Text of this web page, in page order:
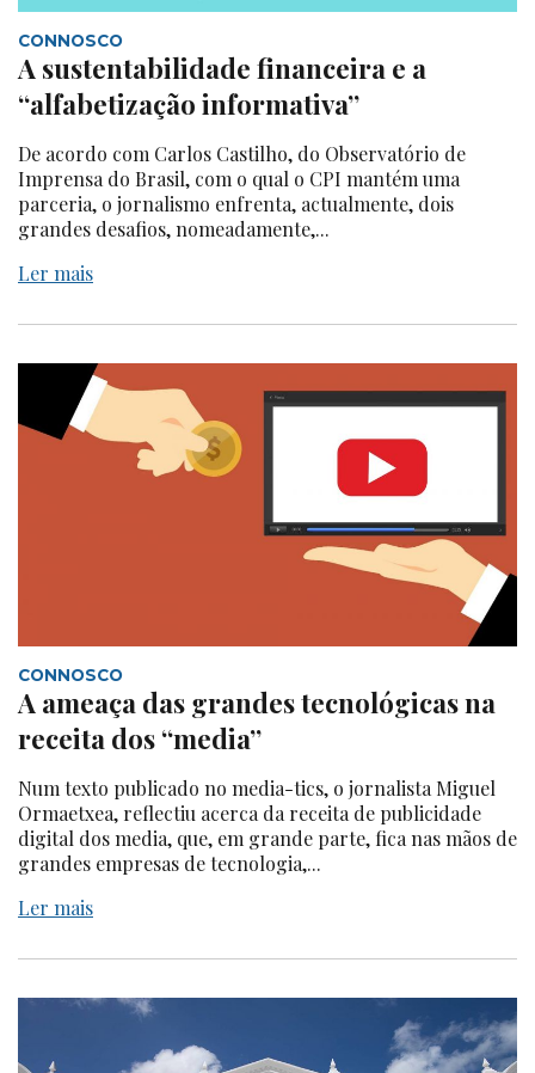
CONNOSCO
A sustentabilidade financeira e a
“alfabetização informativa”
De acordo com Carlos Castilho, do Observatório de
Imprensa do Brasil, com o qual o CPI mantém uma
parceria, o jornalismo enfrenta, actualmente, dois
grandes desafios, nomeadamente,...
Ler mais
CONNOSCO
A ameaça das grandes tecnológicas na
receita dos “media”
Num texto publicado no media-tics, o jornalista Miguel
Ormaetxea, reflectiu acerca da receita de publicidade
digital dos media, que, em grande parte, fica nas mãos de
grandes empresas de tecnologia,...
Ler mais